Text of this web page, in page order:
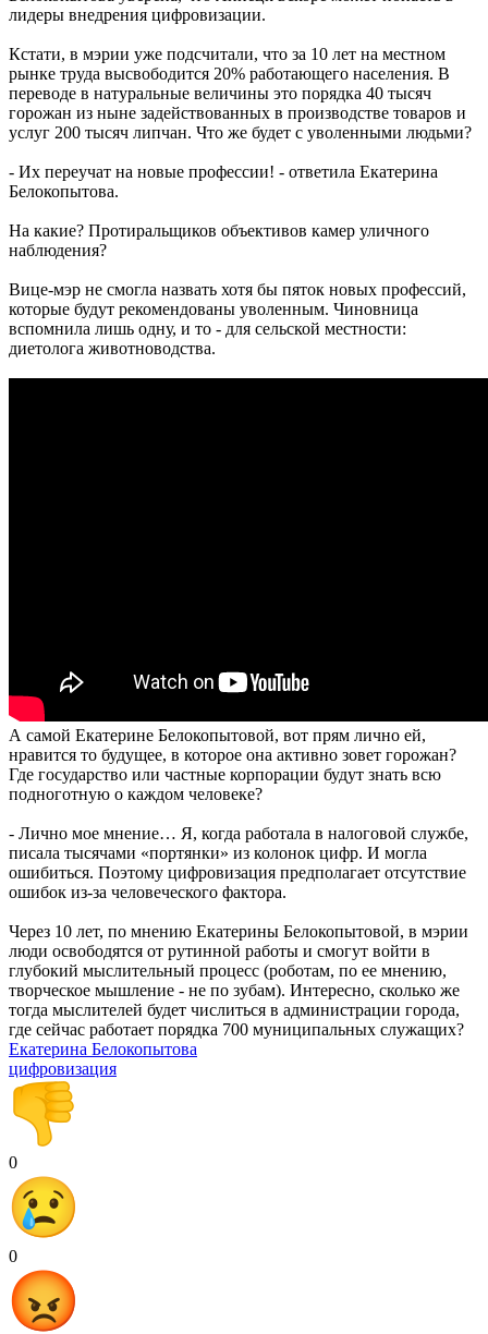
лидеры внедрения цифровизации.
Кстати, в мэрии уже подсчитали, что за 10 лет на местном
рынке труда высвободится 20% работающего населения. В
переводе в натуральные величины это порядка 40 тысяч
горожан из ныне задействованных в производстве товаров и
услуг 200 тысяч липчан. Что же будет с уволенными людьми?
- Их переучат на новые профессии! - ответила Екатерина
Белокопытова.
На какие? Протиральщиков объективов камер уличного
наблюдения?
Вице-мэр не смогла назвать хотя бы пяток новых профессий,
которые будут рекомендованы уволенным. Чиновница
вспомнила лишь одну, и то - для сельской местности:
диетолога животноводства.
А самой Екатерине Белокопытовой, вот прям лично ей,
нравится то будущее, в которое она активно зовет горожан?
Где государство или частные корпорации будут знать всю
подноготную о каждом человеке?
- Лично мое мнение… Я, когда работала в налоговой службе,
писала тысячами «портянки» из колонок цифр. И могла
ошибиться. Поэтому цифровизация предполагает отсутствие
ошибок из-за человеческого фактора.
Через 10 лет, по мнению Екатерины Белокопытовой, в мэрии
люди освободятся от рутинной работы и смогут войти в
глубокий мыслительный процесс (роботам, по ее мнению,
творческое мышление - не по зубам). Интересно, сколько же
тогда мыслителей будет числиться в администрации города,
где сейчас работает порядка 700 муниципальных служащих?
Екатерина Белокопытова
цифровизация
0
0